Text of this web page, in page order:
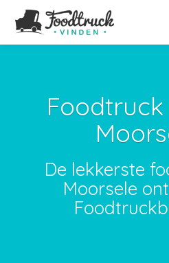
De lekkerste
Moorsele